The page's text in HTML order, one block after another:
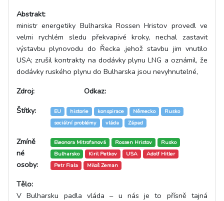
Abstrakt:
ministr energetiky Bulharska Rossen Hristov provedl ve
velmi rychlém sledu překvapivé kroky, nechal zastavit
výstavbu plynovodu do Řecka ,jehož stavbu jim vnutilo
USA; zrušil kontrakty na dodávky plynu LNG a oznámil, že
dodávky ruského plynu do Bulharska jsou nevyhnutelné,
Zdroj:
Odkaz:
Štítky:
EU historie konspirace Německo
Rusko
sociální problémy
vláda Západ
Zmíně
né
osoby:
Eleonora Mitrofanová Rossen Hristov
Rusko
Bulharsko
Kiril Petkov USA
Adolf Hitler
Petr Fiala
Miloš Zeman
Tělo:
V Bulharsku padla vláda – u nás je to přísně tajná